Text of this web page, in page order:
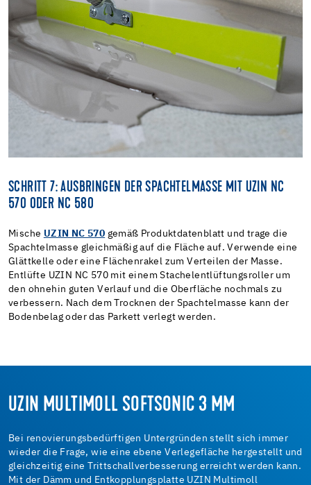
SCHRITT 7: AUSBRINGEN DER SPACHTELMASSE MIT UZIN NC
570 ODER NC 580
Mische UZIN NC 570 gemäß Produktdatenblatt und trage die
Spachtelmasse gleichmäßig auf die Fläche auf. Verwende eine
Glättkelle oder eine Flächenrakel zum Verteilen der Masse.
Entlüfte UZIN NC 570 mit einem Stachelentlüftungsroller um
den ohnehin guten Verlauf und die Oberfläche nochmals zu
verbessern. Nach dem Trocknen der Spachtelmasse kann der
Bodenbelag oder das Parkett verlegt werden.
UZIN MULTIMOLL SOFTSONIC 3 MM
Bei renovierungsbedürftigen Untergründen stellt sich immer
wieder die Frage, wie eine ebene Verlegefläche hergestellt und
gleichzeitig eine Trittschallverbesserung erreicht werden kann.
Mit der Dämm­ und Entkopplungsplatte UZIN Multimoll